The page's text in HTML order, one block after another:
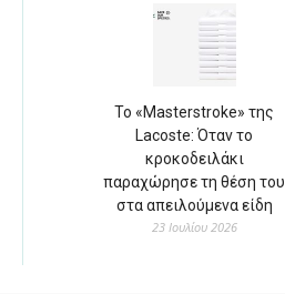
Το «Masterstroke» της
Lacoste: Όταν το
κροκοδειλάκι
παραχώρησε τη θέση του
στα απειλούμενα είδη
23 Ιουλίου 2026